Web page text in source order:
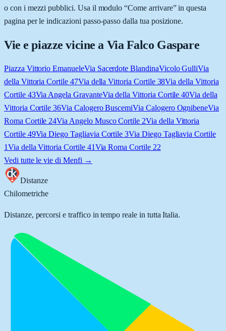
o con i mezzi pubblici. Usa il modulo “Come arrivare” in questa
pagina per le indicazioni passo-passo dalla tua posizione.
Vie e piazze vicine a Via Falco Gaspare
Piazza Vittorio EmanueleVia Sacerdote BlandinaVicolo GulliVia
della Vittoria Cortile 47Via della Vittoria Cortile 38Via della Vittoria
Cortile 43Via Angela GravanteVia della Vittoria Cortile 40Via della
Vittoria Cortile 36Via Calogero BuscemiVia Calogero OgnibeneVia
Roma Cortile 24Via Angelo Musco Cortile 2Via della Vittoria
Cortile 49Via Diego Tagliavia Cortile 3Via Diego Tagliavia Cortile
1Via della Vittoria Cortile 41Via Roma Cortile 22
Vedi tutte le vie di Menfi →
Distanze
Chilometriche
Distanze, percorsi e traffico in tempo reale in tutta Italia.